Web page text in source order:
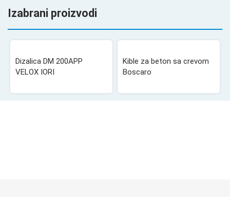
Izabrani proizvodi
Dizalica DM 200APP
VELOX IORI
Kible za beton sa crevom
Boscaro